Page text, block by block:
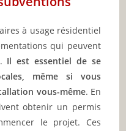
à usage résidentiel
qui peuvent
Il est essentiel de se
même si vous
vous-même. En
obtenir un permis
le projet. Ces